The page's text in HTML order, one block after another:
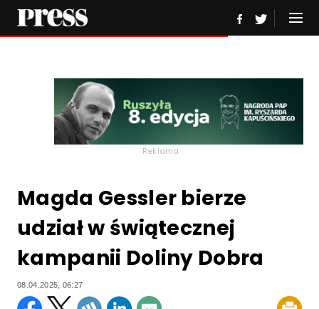
Reklama
Magda Gessler bierze
udział w świątecznej
kampanii Doliny Dobra
08.04.2025, 06:27